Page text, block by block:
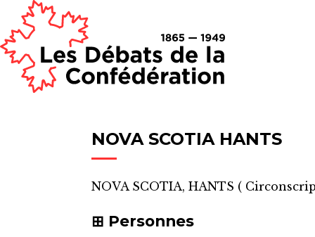
NOVA SCOTIA HANTS
NOVA SCOTIA, HANTS (
Personnes